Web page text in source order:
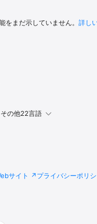
まだ示していません。 詳し
の他22言語
サイト プライバシーポリ